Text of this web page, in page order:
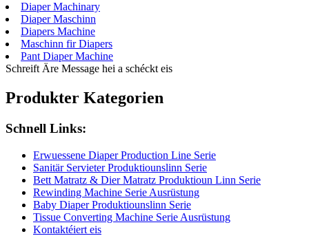
Diaper Machinary
Diaper Maschinn
Diapers Machine
Maschinn fir Diapers
Pant Diaper Machine
Schreift Äre Message hei a schéckt eis
Produkter Kategorien
Schnell Links:
Erwuessene Diaper Production Line Serie
Sanitär Servieter Produktiounslinn Serie
Bett Matratz & Dier Matratz Produktioun Linn Serie
Rewinding Machine Serie Ausrüstung
Baby Diaper Produktiounslinn Serie
Tissue Converting Machine Serie Ausrüstung
Kontaktéiert eis